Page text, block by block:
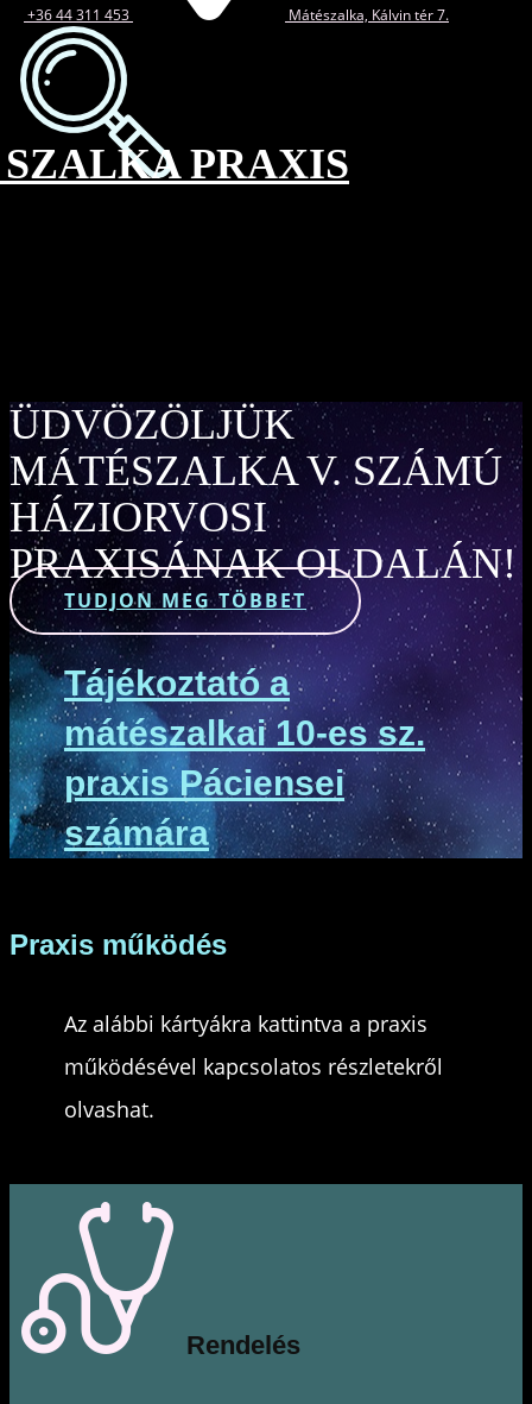
+36 44 311 453 Mátészalka, Kálvin tér 7.
PRAXIS
ÜDVÖZÖLJÜK
MÁTÉSZALKA V. SZÁMÚ
HÁZIORVOSI
PRAXISÁNAK OLDALÁN!
TUDJON MEG TÖBBET
Tájékoztató a
mátészalkai 10-es sz.
praxis Páciensei
számára
Praxis működés
Az alábbi kártyákra kattintva a praxis
működésével kapcsolatos részletekről
olvashat.
​Rendelés